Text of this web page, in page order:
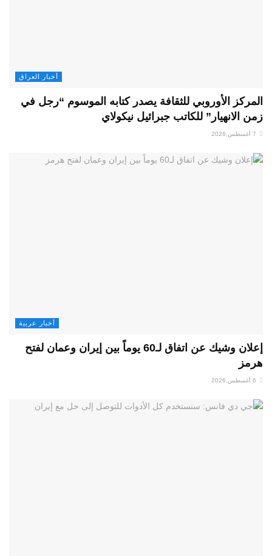
أخبار العراق
المركز الأوروبي للثقافة يصدر كتابه الموسوم “رجل في
زمن الانهيار” للكاتب جبرائيل نيكولاي
أخبار عربية
إعلان وشيك عن اتفاق لـ60 يوماً بين إيران وعمان لفتح
هرمز